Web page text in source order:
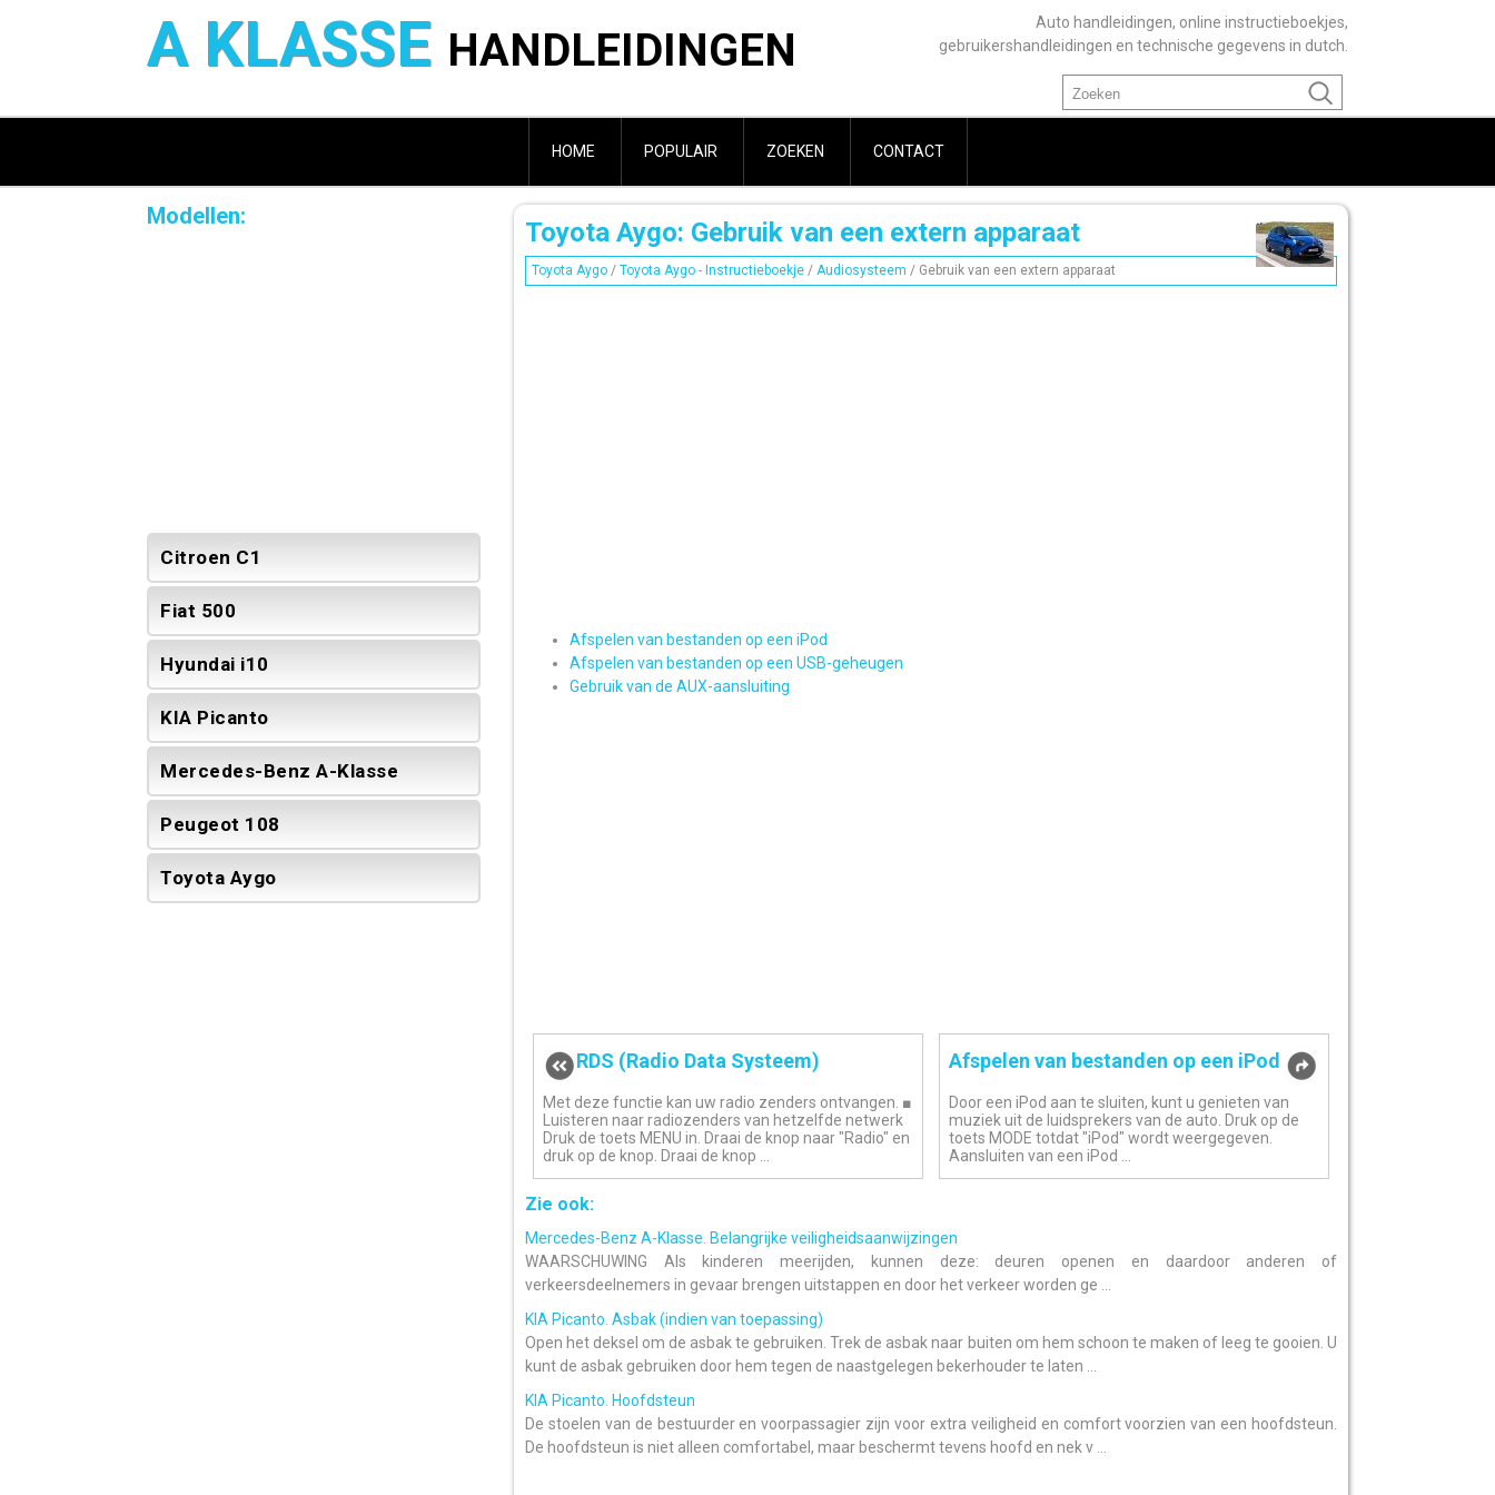
A KLASSE HANDLEIDINGEN
Auto handleidingen, online instructieboekjes,
gebruikershandleidingen en technische gegevens in dutch.
HOME POPULAIR ZOEKEN CONTACT
Toyota Aygo: Gebruik van een extern apparaat
Toyota Aygo / Toyota Aygo - Instructieboekje / Audiosysteem / Gebruik van een extern apparaat
Afspelen van bestanden op een iPod
Afspelen van bestanden op een USB-geheugen
Gebruik van de AUX-aansluiting
RDS (Radio Data Systeem)
Met deze functie kan uw radio zenders ontvangen. ■
Luisteren naar radiozenders van hetzelfde netwerk
Druk de toets MENU in. Draai de knop naar "Radio" en
druk op de knop. Draai de knop ...
Afspelen van bestanden op een iPod
Door een iPod aan te sluiten, kunt u genieten van
muziek uit de luidsprekers van de auto. Druk op de
toets MODE totdat "iPod" wordt weergegeven.
Aansluiten van een iPod ...
Zie ook:
Mercedes-Benz A-Klasse. Belangrijke veiligheidsaanwijzingen
WAARSCHUWING Als kinderen meerijden, kunnen deze: deuren openen en daardoor anderen of
verkeersdeelnemers in gevaar brengen uitstappen en door het verkeer worden ge ...
KIA Picanto. Asbak (indien van toepassing)
Open het deksel om de asbak te gebruiken. Trek de asbak naar buiten om hem schoon te maken of leeg te gooien. U
kunt de asbak gebruiken door hem tegen de naastgelegen bekerhouder te laten ...
KIA Picanto. Hoofdsteun
De stoelen van de bestuurder en voorpassagier zijn voor extra veiligheid en comfort voorzien van een hoofdsteun.
De hoofdsteun is niet alleen comfortabel, maar beschermt tevens hoofd en nek v ...
Modellen:
Citroen C1
Fiat 500
Hyundai i10
KIA Picanto
Mercedes-Benz A-Klasse
Peugeot 108
Toyota Aygo